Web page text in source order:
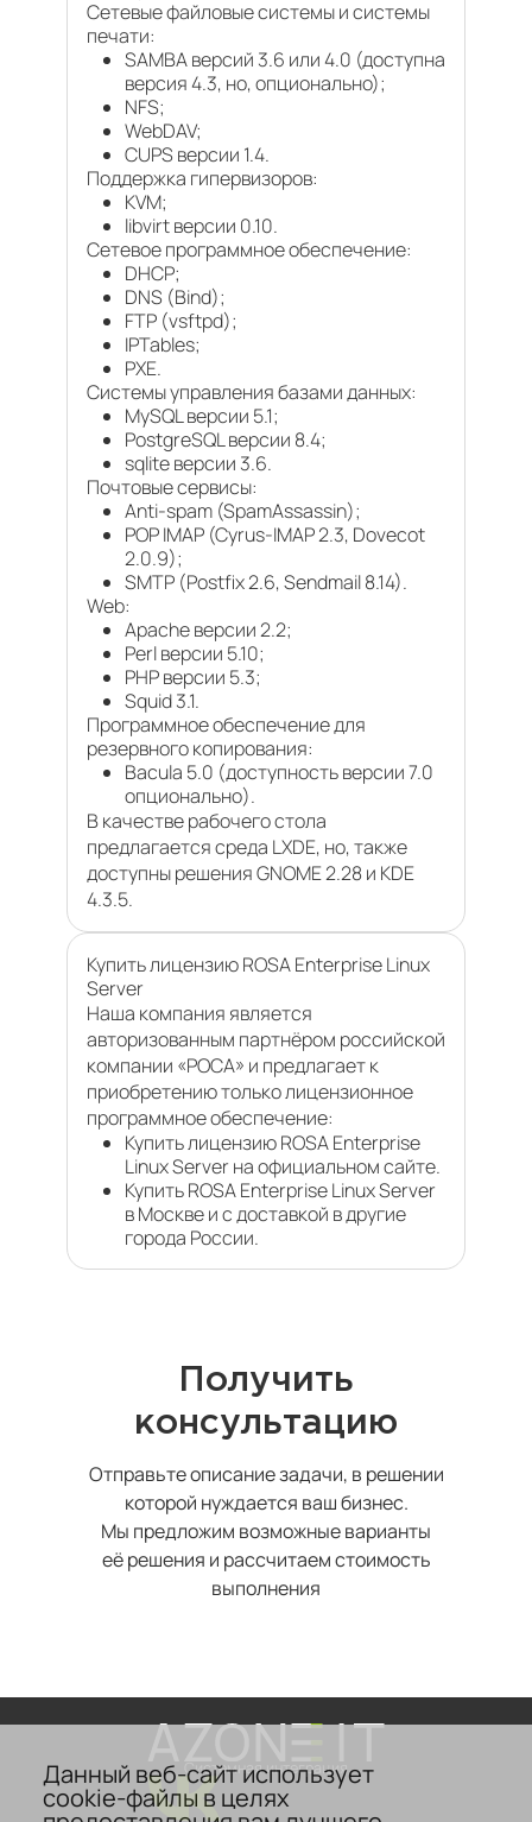
Сетевые файловые системы и системы
печати:
SAMBA версий 3.6 или 4.0 (доступна
версия 4.3, но, опционально);
NFS;
WebDAV;
CUPS версии 1.4.
Поддержка гипервизоров:
KVM;
libvirt версии 0.10.
Сетевое программное обеспечение:
DHCP;
DNS (Bind);
FTP (vsftpd);
IPTables;
PXE.
Системы управления базами данных:
MySQL версии 5.1;
PostgreSQL версии 8.4;
sqlite версии 3.6.
Почтовые сервисы:
Anti-spam (SpamAssassin);
POP IMAP (Cyrus-IMAP 2.3, Dovecot
2.0.9);
SMTP (Postfix 2.6, Sendmail 8.14).
Web:
Apache версии 2.2;
Perl версии 5.10;
PHP версии 5.3;
Squid 3.1.
Программное обеспечение для
резервного копирования:
Bacula 5.0 (доступность версии 7.0
опционально).
В качестве рабочего стола
предлагается среда LXDE, но, также
доступны решения GNOME 2.28 и KDE
4.3.5.
Купить лицензию ROSA Enterprise Linux
Server
Наша компания является
авторизованным партнёром российской
компании «РОСА» и предлагает к
приобретению только лицензионное
программное обеспечение:
Купить лицензию ROSA Enterprise
Linux Server на официальном сайте.
Купить ROSA Enterprise Linux Server
в Москве и с доставкой в другие
города России.
Получить
консультацию
Отправьте описание задачи, в решении
которой нуждается ваш бизнес.
Мы предложим возможные варианты
её решения и рассчитаем стоимость
выполнения
Системная интеграция
Данный веб-сайт использует
cookie-файлы в целях